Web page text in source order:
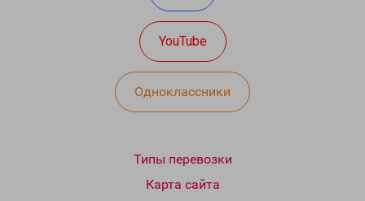
YouTube
Одноклассники
Типы перевозки
Карта сайта